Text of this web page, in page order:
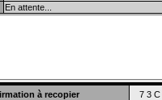
En attente...
à recopier 7 3 C